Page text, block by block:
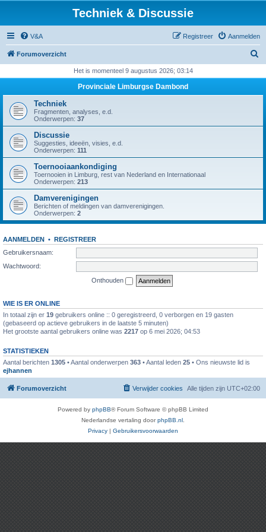
Techniek & Discussie
V&A Aanmelden
Registreer
Forumoverzicht
k
Het is momenteel 9 augustus 2026; 03:14
Provinciale Limburgse Dambond
Techniek
Fragmenten, analyses, e.d.
Onderwerpen: 37
Discussie
Suggesties, ideeën, visies, e.d.
Onderwerpen: 111
Toernooiaankondiging
Toernooien in Limburg, rest van Nederland en Internationaal
Onderwerpen: 213
Damverenigingen
Berichten of meldingen van damverenigingen.
Onderwerpen: 2
AANMELDEN • REGISTREER
Gebruikersnaam:
Wachtwoord:
Onthouden
WIE IS ER ONLINE
In totaal zijn er 19 gebruikers online :: 0 geregistreerd, 0 verborgen en 19 gasten
(gebaseerd op actieve gebruikers in de laatste 5 minuten)
Het grootste aantal gebruikers online was 2217 op 6 mei 2026; 04:53
STATISTIEKEN
Aantal berichten 1305 • Aantal onderwerpen 363 • Aantal leden 25 • Ons nieuwste lid is
ejhannen
Forumoverzicht Alle tijden zijn UTC+02:00
Verwijder cookies
Powered by phpBB® Forum Software © phpBB Limited
Nederlandse vertaling doorphpBB.nl
Privacy | Gebruikersvoorwaarden